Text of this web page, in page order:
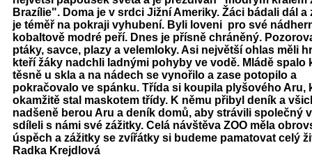
Brazílie". Doma je v srdci Jižní Ameriky. Žáci bádali dál a
je téměř na pokraji vyhubení. Byli loveni pro své
kobaltově modré peří. Dnes je přísně chráněný.
ptáky, savce, plazy a velemloky. Asi největší ohlas měli
kteří žáky nadchli ladnými pohyby ve vodě. Mládě spalo
těsně u skla a na nádech se vynořilo a zase potopilo a
pokračovalo ve spánku. Třída si koupila plyšového Aru,
okamžitě stal maskotem třídy. K němu přibyl deník a
nadšeně berou Aru a deník domů, aby strávili společný
sdíleli s námi své zážitky. Celá návštěva ZOO měla
úspěch a zážitky se zvířátky si budeme pamatovat celý
Radka Krejdlová